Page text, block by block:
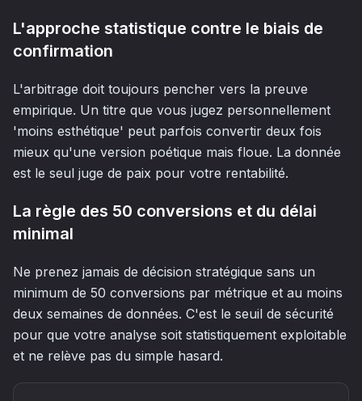
L'approche statistique contre le biais de
confirmation
L'arbitrage doit toujours pencher vers la preuve
empirique. Un titre que vous jugez personnellement
'moins esthétique' peut parfois convertir deux fois
mieux qu'une version poétique mais floue. La donnée
est le seul juge de paix pour votre rentabilité.
La règle des 50 conversions et du délai
minimal
Ne prenez jamais de décision stratégique sans un
minimum de 50 conversions par métrique et au moins
deux semaines de données. C'est le seuil de sécurité
pour que votre analyse soit statistiquement exploitable
et ne relève pas du simple hasard.